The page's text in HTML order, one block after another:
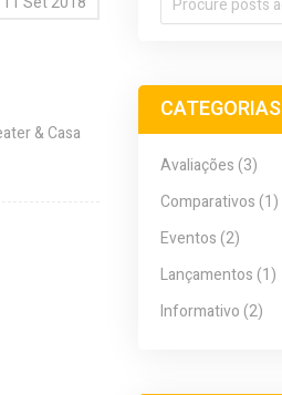
& Casa
CATEGORIAS
Avaliações (3)
Comparativos (1)
Eventos (2)
Lançamentos (1)
Informativo (2)